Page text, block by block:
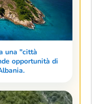
una "città
opportunità di